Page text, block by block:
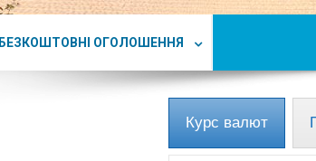
БЕЗКОШТОВНІ ОГОЛОШЕННЯ
Курс валют